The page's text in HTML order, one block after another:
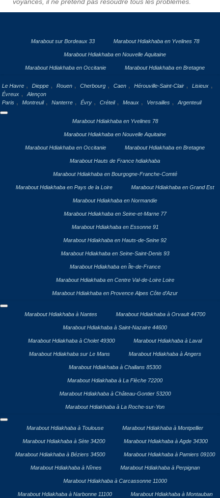
Marabout sur Bordeaux 33 Marabout Hdiakhaba en Yvelines 78
Marabout Hdiakhaba en Nouvelle Aquitaine
Marabout Hdiakhaba en Occitanie Marabout Hdiakhaba en Bretagne
Le Havre , Dieppe , Rouen , Cherbourg , Caen , Hérouville-Saint-Clair , Lisieux ,
Évreux ,
Alençon
Paris , Montreuil , Nanterre , Évry , Créteil , Meaux , Versailles , Argenteuil
Marabout Hdiakhaba en Yvelines 78
Marabout Hdiakhaba en Nouvelle Aquitaine
Marabout Hdiakhaba en Occitanie Marabout Hdiakhaba en Bretagne
Marabout Hauts de France hdiakhaba
Marabout Hdiakhaba en Bourgogne-Franche-Comté
Marabout Hdiakhaba en Pays de la Loire Marabout Hdiakhaba en Grand Est
Marabout Hdiakhaba en Normandie
Marabout Hdiakhaba en Seine-et-Marne 77
Marabout Hdiakhaba en Essonne 91
Marabout Hdiakhaba en Hauts-de-Seine 92
Marabout Hdiakhaba en Seine-Saint-Denis 93
Marabout Hdiakhaba en Île-de-France
Marabout Hdiakhaba en Centre Val-de-Loire Loire
Marabout Hdiakhaba en Provence Alpes Côte d’Azur
Marabout Hdiakhaba à Nantes Marabout Hdiakhaba à Orvault 44700
Marabout Hdiakhaba à Saint-Nazaire 44600
Marabout Hdiakhaba à Cholet 49300 Marabout Hdiakhaba à Laval
Marabout Hdiakhaba sur Le Mans Marabout Hdiakhaba à Angers
Marabout Hdiakhaba à Challans 85300
Marabout Hdiakhaba à La Flèche 72200
Marabout Hdiakhaba à Château-Gontier 53200
Marabout Hdiakhaba à La Roche-sur-Yon
Marabout Hdiakhaba à Toulouse Marabout Hdiakhaba à Montpellier
Marabout Hdiakhaba à Sète 34200 Marabout Hdiakhaba à Agde 34300
Marabout Hdiakhaba à Béziers 34500 Marabout Hdiakhaba à Pamiers 09100
Marabout Hdiakhaba à Nîmes Marabout Hdiakhaba à Perpignan
Marabout Hdiakhaba à Carcassonne 11000
Marabout Hdiakhaba à Narbonne 11100 Marabout Hdiakhaba à Montauban